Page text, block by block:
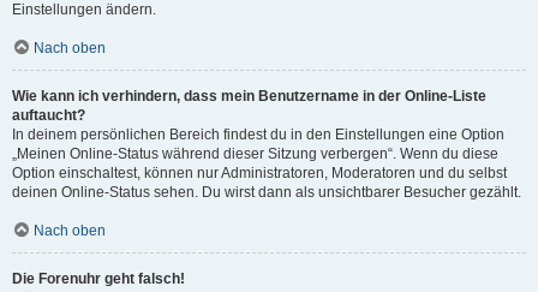
Einstellungen ändern.
Nach oben
Wie kann ich verhindern, dass mein Benutzername in der Online-Liste
auftaucht?
In deinem persönlichen Bereich findest du in den Einstellungen eine Option
„Meinen Online-Status während dieser Sitzung verbergen“. Wenn du diese
Option einschaltest, können nur Administratoren, Moderatoren und du selbst
deinen Online-Status sehen. Du wirst dann als unsichtbarer Besucher gezählt.
Nach oben
Die Forenuhr geht falsch!